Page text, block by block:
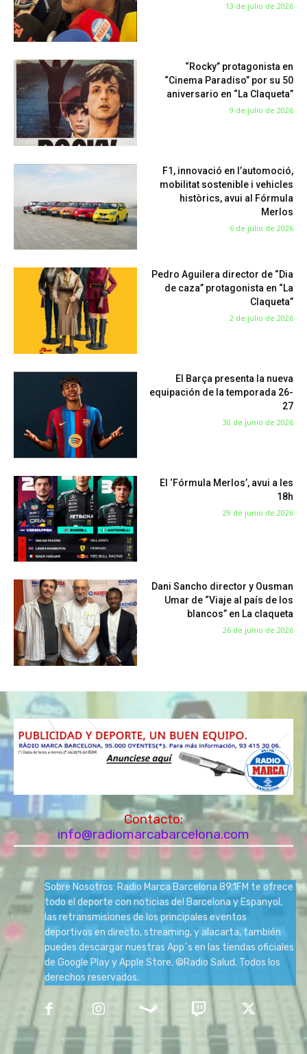
13 de julio de 2026
“Rocky” protagonista en
“Cinema Paradiso” por su 50
aniversario en “La Claqueta”
9 de julio de 2026
F1, innovació en l’automoció,
mobilitat sostenible i vehicles
històrics, avui al Fórmula
Merlos
6 de julio de 2026
Pedro Aguilera director de “Dia
de caza” protagonista en “La
Claqueta”
2 de julio de 2026
El Barça presenta la nueva
equipación de la temporada 26-
27
30 de junio de 2026
El ‘Fórmula Merlos’, avui a les
18h
29 de junio de 2026
Dani Sancho director y Ousman
Umar de “Viaje al país de los
blancos” en La claqueta
26 de junio de 2026
Contacto:
info@radiomarcabarcelona.com
Sobre Nosotros: Radio Marca Barcelona 89.1FM te ofrece
todo el deporte con noticias del Barcelona y Espanyol,
las retransmisiones de los principales eventos
deportivos en directo, streaming, y alacarta, también
puedes descargar nuestras App´s en las tiendas oficiales
de Google Play y Apple Store. ©Radio Salud. Todos los
derechos reservados.